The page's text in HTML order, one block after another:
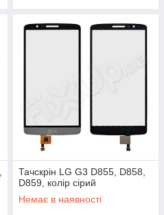
Тачскрін LG G3 D855, D858,
D859, колір сірий
Немає в наявності